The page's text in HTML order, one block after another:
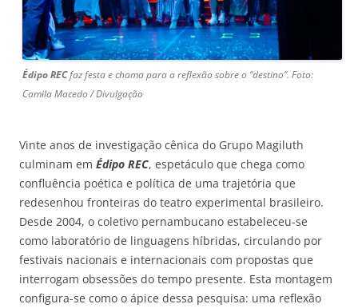
Édipo RECfaz festa e chama para a reflexão sobre o “destino”. Foto:
Camila Macedo / Divulgação
Vinte anos de investigação cênica do Grupo Magiluth
culminam em Édipo REC, espetáculo que chega como
confluência poética e política de uma trajetória que
redesenhou fronteiras do teatro experimental brasileiro.
Desde 2004, o coletivo pernambucano estabeleceu-se
como laboratório de linguagens híbridas, circulando por
festivais nacionais e internacionais com propostas que
interrogam obsessões do tempo presente. Esta montagem
configura-se como o ápice dessa pesquisa: uma reflexão